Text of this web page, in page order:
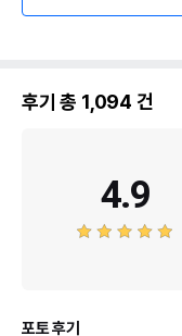
후기 총 1,094 건
4.9
포토 후기